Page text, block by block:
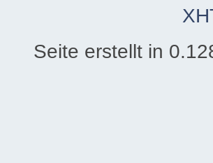
Seite erstellt in